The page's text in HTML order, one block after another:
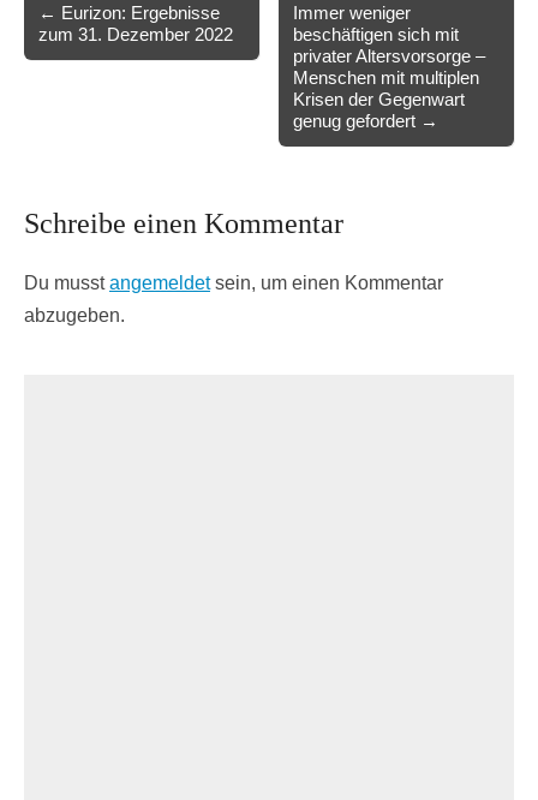
navigation
← Eurizon: Ergebnisse
zum 31. Dezember 2022
Immer weniger
beschäftigen sich mit
privater Altersvorsorge –
Menschen mit multiplen
Krisen der Gegenwart
genug gefordert →
Schreibe einen Kommentar
Du musstangemeldetsein, um einen Kommentar
abzugeben.